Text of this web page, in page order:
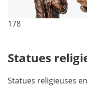
178
Statues
Statues religieuses